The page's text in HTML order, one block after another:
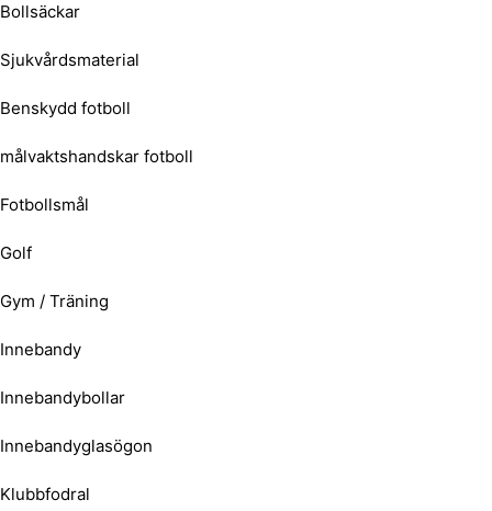
Bollsäckar
Sjukvårdsmaterial
Benskydd fotboll
målvaktshandskar fotboll
Fotbollsmål
Golf
Gym / Träning
Innebandy
Innebandybollar
Innebandyglasögon
Klubbfodral